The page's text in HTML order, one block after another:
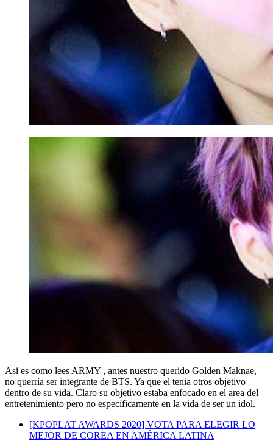
Asi es como lees ARMY , antes nuestro querido Golden Maknae,
no querría ser integrante de BTS. Ya que el tenia otros objetivo
dentro de su vida. Claro su objetivo estaba enfocado en el area del
entretenimiento pero no específicamente en la vida de ser un idol.
[KPOPLAT AWARDS 2020] VOTA PARA ELEGIR LO
MEJOR DE COREA EN AMÉRICA LATINA